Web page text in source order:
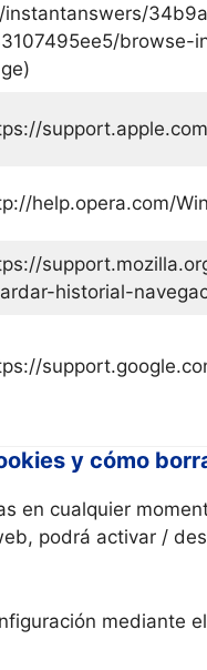
instantanswers/
browse-
help.opera.com/
historial-
y cómo
en cualquier
podrá activar /
mediante